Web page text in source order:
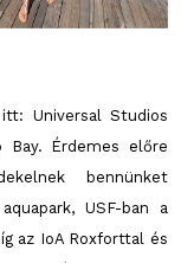
Universal Studios
Bay. Érdemes előre
bennünket
USF-ban a
az IoA Roxforttal és